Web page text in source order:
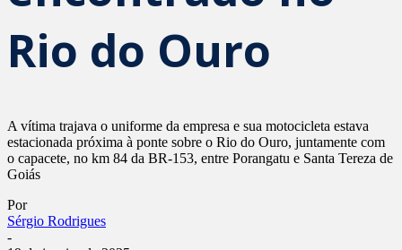
Rio do Ouro
A vítima trajava o uniforme da empresa e sua motocicleta estava
estacionada próxima à ponte sobre o Rio do Ouro, juntamente com
o capacete, no km 84 da BR-153, entre Porangatu e Santa Tereza de
Goiás
Por
Sérgio Rodrigues
-